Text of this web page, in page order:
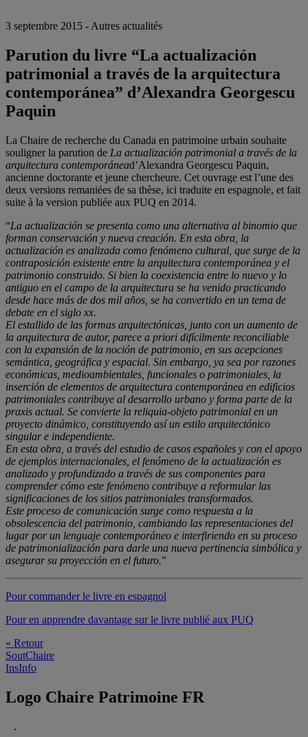
3 septembre 2015 - Autres actualités
Parution du livre “La actualización
patrimonial a través de la arquitectura
contemporánea” d’Alexandra Georgescu
Paquin
La Chaire de recherche du Canada en patrimoine urbain souhaite
souligner la parution de La actualización patrimonial a través de la
arquitectura contemporánead’Alexandra Georgescu Paquin,
ancienne doctorante et jeune chercheure. Cet ouvrage est l’une des
deux versions remaniées de sa thèse, ici traduite en espagnole, et fait
suite à la version publiée aux PUQ en 2014.
“La actualización se presenta como una alternativa al binomio que
forman conservación y nueva creación. En esta obra, la
actualización es analizada como fenómeno cultural, que surge de la
contraposición existente entre la arquitectura contemporánea y el
patrimonio construido. Si bien la coexistencia entre lo nuevo y lo
antiguo en el campo de la arquitectura se ha venido practicando
desde hace más de dos mil años, se ha convertido en un tema de
debate en el siglo xx.
El estallido de las formas arquitectónicas, junto con un aumento de
la arquitectura de autor, parece a priori difícilmente reconciliable
con la expansión de la noción de patrimonio, en sus acepciones
semántica, geográfica y espacial. Sin embargo, ya sea por razones
económicas, medioambientales, funcionales o patrimoniales, la
inserción de elementos de arquitectura contemporánea en edificios
patrimoniales contribuye al desarrollo urbano y forma parte de la
praxis actual. Se convierte la reliquia-objeto patrimonial en un
proyecto dinámico, constituyendo así un estilo arquitectónico
singular e independiente.
En esta obra, a través del estudio de casos españoles y con el apoyo
de ejemplos internacionales, el fenómeno de la actualización es
analizado y profundizado a través de sus componentes para
comprender cómo este fenómeno contribuye a reformular las
significaciones de los sitios patrimoniales transformados.
Este proceso de comunicación surge como respuesta a la
obsolescencia del patrimonio, cambiando las representaciones del
lugar por un lenguaje contemporáneo e interfiriendo en su proceso
de patrimonialización para darle una nueva pertinencia simbólica y
asegurar su proyección en el futuro.”
Pour commander le livre en espagnol
Pour en apprendre davantage sur le livre publié aux PUQ
« Retour
SoutChaire
InsInfo
Logo Chaire Patrimoine FR
.